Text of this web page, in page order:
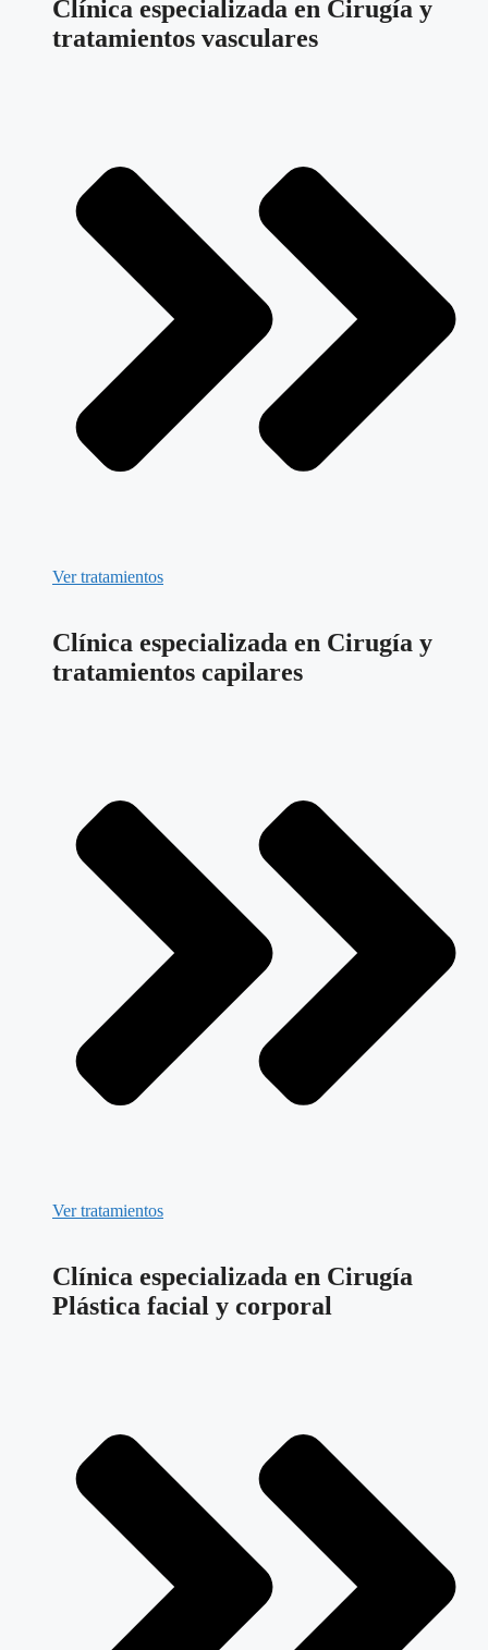
Clínica especializada en Cirugía y
tratamientos vasculares
Ver tratamientos
Clínica especializada en Cirugía y
tratamientos capilares
Ver tratamientos
Clínica especializada en Cirugía
Plástica facial y corporal